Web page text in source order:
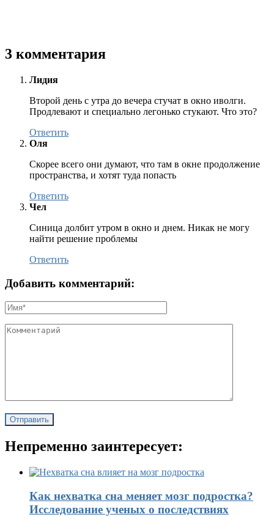
3 комментария
Лидия
Второй день с утра до вечера стучат в окно иволги.
Продлевают и специально легонько стукают. Что это?
Ответить
Оля
Скорее всего они думают, что там в окне продолжение
пространства, и хотят туда попасть
Ответить
Чел
Синица долбит утром в окно и днем. Никак не могу
найти решение проблемы
Ответить
Добавить комментарий:
Непременно заинтересует:
Как нехватка сна меняет мозг подростка?
Исследование ученых о последствиях